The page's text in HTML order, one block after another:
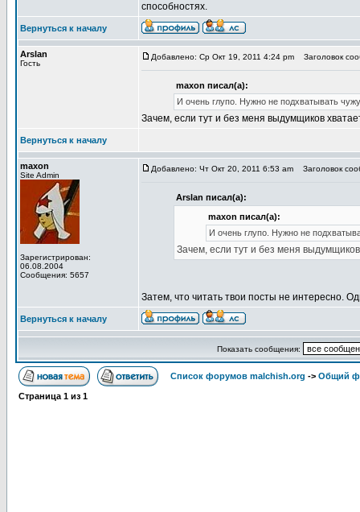
способностях.
Вернуться к началу
Arslan
Гость
Добавлено: Ср Окт 19, 2011 4:24 pm Заголовок
maxon писал(а):
И очень глупо. Нужно не подхватывать
Зачем, если тут и без меня выдумщиков
Вернуться к началу
maxon
Site Admin
Зарегистрирован:
06.08.2004
Сообщения: 5657
Добавлено: Чт Окт 20, 2011 6:53 am Заголовок
Arslan писал(а):
maxon писал(а):
И очень глупо. Нужно не
Зачем, если тут и без меня
Затем, что читать твои посты не интересно.
Вернуться к началу
Показать сообщения:
Список форумов malchish.org -> Общий
Страница 1 из 1